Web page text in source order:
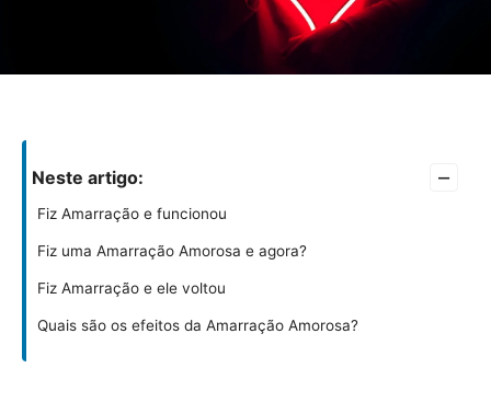
Neste artigo: –
Fiz Amarração e funcionou
Fiz uma Amarração Amorosa e agora?
Fiz Amarração e ele voltou
Quais são os efeitos da Amarração Amorosa?